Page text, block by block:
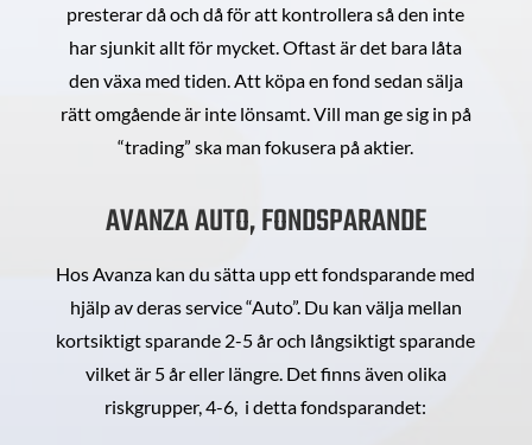
presterar då och då för att kontrollera så den inte
har sjunkit allt för mycket. Oftast är det bara låta
den växa med tiden. Att köpa en fond sedan sälja
rätt omgående är inte lönsamt. Vill man ge sig in på
“trading” ska man fokusera på aktier.
AVANZA AUTO, FONDSPARANDE
Hos Avanza kan du sätta upp ett fondsparande med
hjälp av deras service “Auto”. Du kan välja mellan
kortsiktigt sparande 2-5 år och långsiktigt sparande
vilket är 5 år eller längre. Det finns även olika
riskgrupper, 4-6, i detta fondsparandet: